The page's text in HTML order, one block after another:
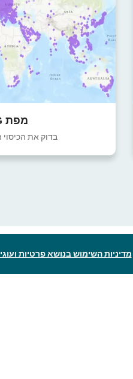
מפת 5G
בדוק את הכיסוי
מדיניות השימוש בנושא פרטיות